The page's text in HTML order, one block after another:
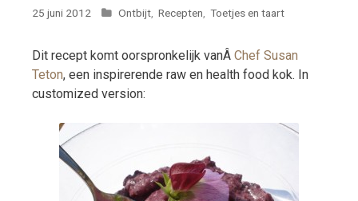
25 juni 2012 Categorieën
Ontbijt, Recepten, Toetjes en taart
Dit recept komt oorspronkelijk vanÂ Chef Susan
Teton, een inspirerende raw en health food kok. In
customized version: